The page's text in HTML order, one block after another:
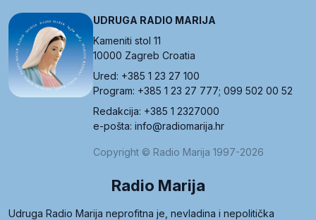
UDRUGA RADIO MARIJA
Kameniti stol 11
10000 Zagreb Croatia
Ured: +385 1 23 27 100
Program: +385 1 23 27 777; 099 502 00 52
Redakcija: +385 1 2327000
e-pošta: info@radiomarija.hr
Copyright © Radio Marija 1997-2026
Radio Marija
Udruga Radio Marija neprofitna je, nevladina i nepolitička